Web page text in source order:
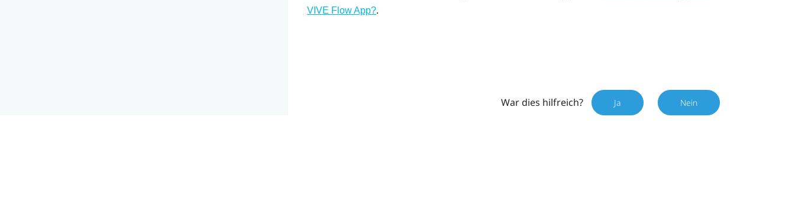
VIVE Flow App?.
War dies hilfreich? Ja Nein